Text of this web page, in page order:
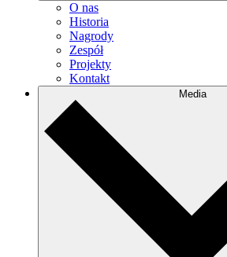
O nas
Historia
Nagrody
Zespół
Projekty
Kontakt
Media